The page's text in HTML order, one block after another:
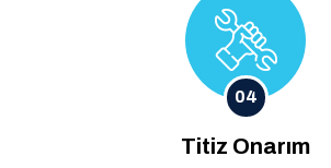
04
Titiz Onarım